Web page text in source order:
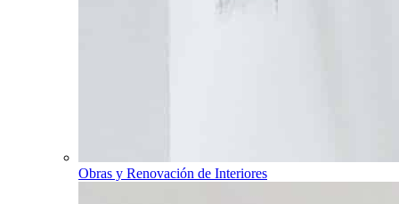
Obras y Renovación de Interiores